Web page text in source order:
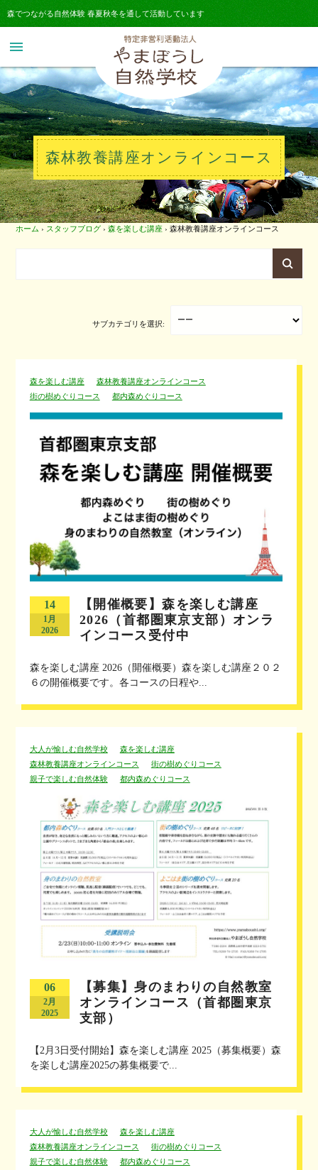
森でつながる自然体験 春夏秋冬を通して活動しています
menu
森林教養講座オンラインコース
ホーム › スタッフブログ › 森を楽しむ講座 › 森林教養講座オンラインコース
サブカテゴリを選択:
森を楽しむ講座
森林教養講座オンラインコース
街の樹めぐりコース
都内森めぐりコース
14
1月
2026
【開催概要】森を楽しむ講座
2026（首都圏東京支部）オンラ
インコース受付中
森を楽しむ講座 2026（開催概要）森を楽しむ講座２０２
６の開催概要です。各コースの日程や...
大人が愉しむ自然学校
森を楽しむ講座
森林教養講座オンラインコース
街の樹めぐりコース
親子で楽しむ自然体験
都内森めぐりコース
06
2月
2025
【募集】身のまわりの自然教室
オンラインコース（首都圏東京
支部）
【2月3日受付開始】森を楽しむ講座 2025（募集概要）森
を楽しむ講座2025の募集概要で...
大人が愉しむ自然学校
森を楽しむ講座
森林教養講座オンラインコース
街の樹めぐりコース
親子で楽しむ自然体験
都内森めぐりコース